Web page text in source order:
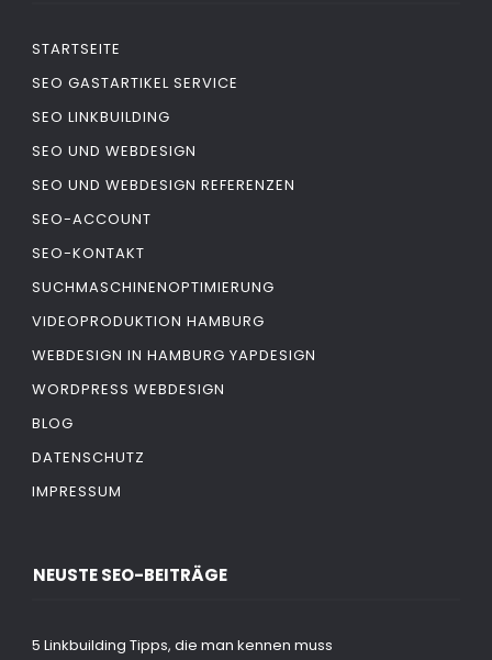
STARTSEITE
SEO GASTARTIKEL SERVICE
SEO LINKBUILDING
SEO UND WEBDESIGN
SEO UND WEBDESIGN REFERENZEN
SEO-ACCOUNT
SEO-KONTAKT
SUCHMASCHINENOPTIMIERUNG
VIDEOPRODUKTION HAMBURG
WEBDESIGN IN HAMBURG YAPDESIGN
WORDPRESS WEBDESIGN
BLOG
DATENSCHUTZ
IMPRESSUM
NEUSTE SEO-BEITRÄGE
5 Linkbuilding Tipps, die man kennen muss